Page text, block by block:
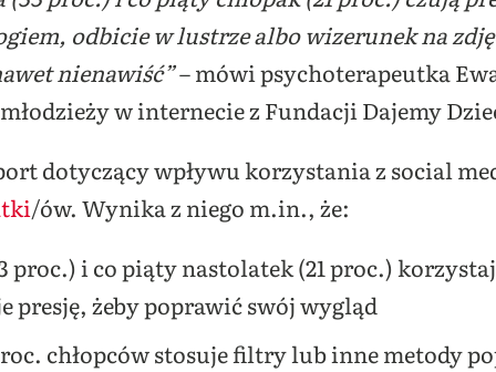
odbicie w lustrze albo wizerunek na
nienawiść”– mówi psychoterapeutka
w internecie z Fundacji Dajemy
dotyczący wpływu korzystania z social
/ów. Wynika z niego m.in., że:
proc.) i co piąty nastolatek (21 proc.)
presję, żeby poprawić swój wygląd
chłopców stosuje filtry lub inne metody